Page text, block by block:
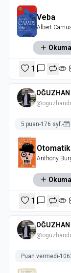
Veba
Albert
1
5 puan-176 syf.-
Anthony
1
Puan vermedi-